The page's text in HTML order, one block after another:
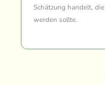
Schätzung handelt,
werden sollte.